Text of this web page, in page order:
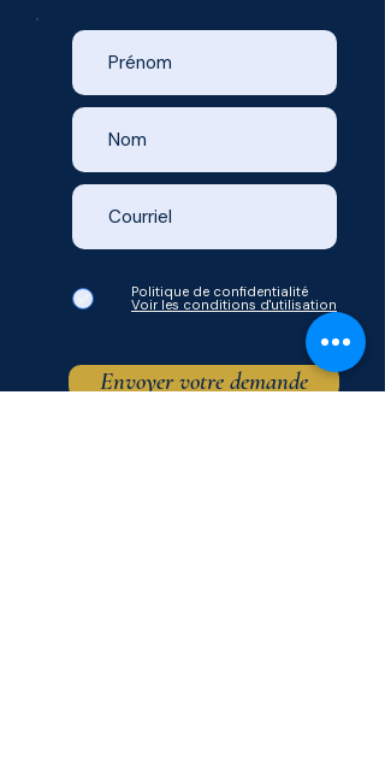
Politique de confidentialité
Voir les conditions d'utilisation
Envoyer votre demande